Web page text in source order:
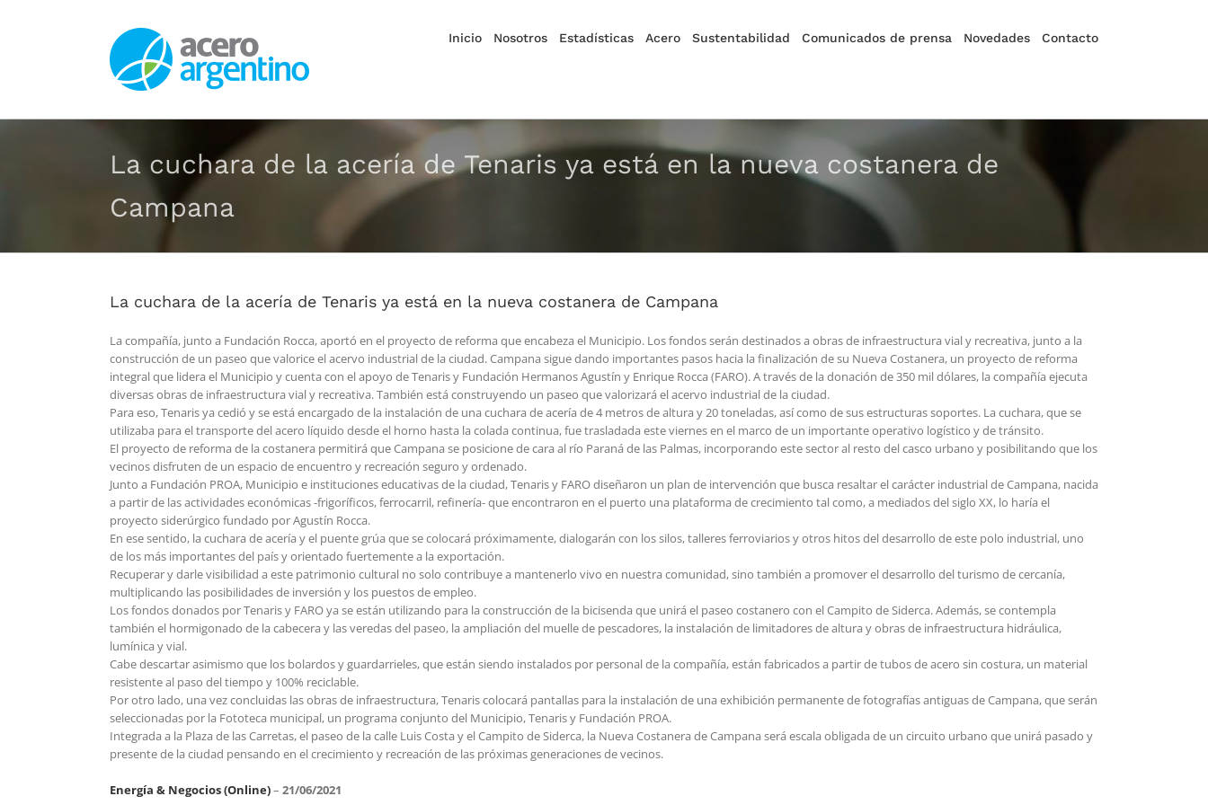
Inicio Nosotros Estadísticas Acero Sustentabilidad Comunicados de prensa Novedades Contacto
La cuchara de la acería de Tenaris ya está en la nueva costanera de
Campana
La cuchara de la acería de Tenaris ya está en la nueva costanera de Campana
La compañía, junto a Fundación Rocca, aportó en el proyecto de reforma que encabeza el Municipio. Los fondos serán destinados a obras de infraestructura vial y recreativa, junto a la
construcción de un paseo que valorice el acervo industrial de la ciudad. Campana sigue dando importantes pasos hacia la finalización de su Nueva Costanera, un proyecto de reforma
integral que lidera el Municipio y cuenta con el apoyo de Tenaris y Fundación Hermanos Agustín y Enrique Rocca (FARO). A través de la donación de 350 mil dólares, la compañía ejecuta
diversas obras de infraestructura vial y recreativa. También está construyendo un paseo que valorizará el acervo industrial de la ciudad.
Para eso, Tenaris ya cedió y se está encargado de la instalación de una cuchara de acería de 4 metros de altura y 20 toneladas, así como de sus estructuras soportes. La cuchara, que se
utilizaba para el transporte del acero líquido desde el horno hasta la colada continua, fue trasladada este viernes en el marco de un importante operativo logístico y de tránsito.
El proyecto de reforma de la costanera permitirá que Campana se posicione de cara al río Paraná de las Palmas, incorporando este sector al resto del casco urbano y posibilitando que los
vecinos disfruten de un espacio de encuentro y recreación seguro y ordenado.
Junto a Fundación PROA, Municipio e instituciones educativas de la ciudad, Tenaris y FARO diseñaron un plan de intervención que busca resaltar el carácter industrial de Campana, nacida
a partir de las actividades económicas -frigoríficos, ferrocarril, refinería- que encontraron en el puerto una plataforma de crecimiento tal como, a mediados del siglo XX, lo haría el
proyecto siderúrgico fundado por Agustín Rocca.
En ese sentido, la cuchara de acería y el puente grúa que se colocará próximamente, dialogarán con los silos, talleres ferroviarios y otros hitos del desarrollo de este polo industrial, uno
de los más importantes del país y orientado fuertemente a la exportación.
Recuperar y darle visibilidad a este patrimonio cultural no solo contribuye a mantenerlo vivo en nuestra comunidad, sino también a promover el desarrollo del turismo de cercanía,
multiplicando las posibilidades de inversión y los puestos de empleo.
Los fondos donados por Tenaris y FARO ya se están utilizando para la construcción de la bicisenda que unirá el paseo costanero con el Campito de Siderca. Además, se contempla
también el hormigonado de la cabecera y las veredas del paseo, la ampliación del muelle de pescadores, la instalación de limitadores de altura y obras de infraestructura hidráulica,
lumínica y vial.
Cabe descartar asimismo que los bolardos y guardarrieles, que están siendo instalados por personal de la compañía, están fabricados a partir de tubos de acero sin costura, un material
resistente al paso del tiempo y 100% reciclable.
Por otro lado, una vez concluidas las obras de infraestructura, Tenaris colocará pantallas para la instalación de una exhibición permanente de fotografías antiguas de Campana, que serán
seleccionadas por la Fototeca municipal, un programa conjunto del Municipio, Tenaris y Fundación PROA.
Integrada a la Plaza de las Carretas, el paseo de la calle Luis Costa y el Campito de Siderca, la Nueva Costanera de Campana será escala obligada de un circuito urbano que unirá pasado y
presente de la ciudad pensando en el crecimiento y recreación de las próximas generaciones de vecinos.
Energía & Negocios (Online)– 21/06/2021